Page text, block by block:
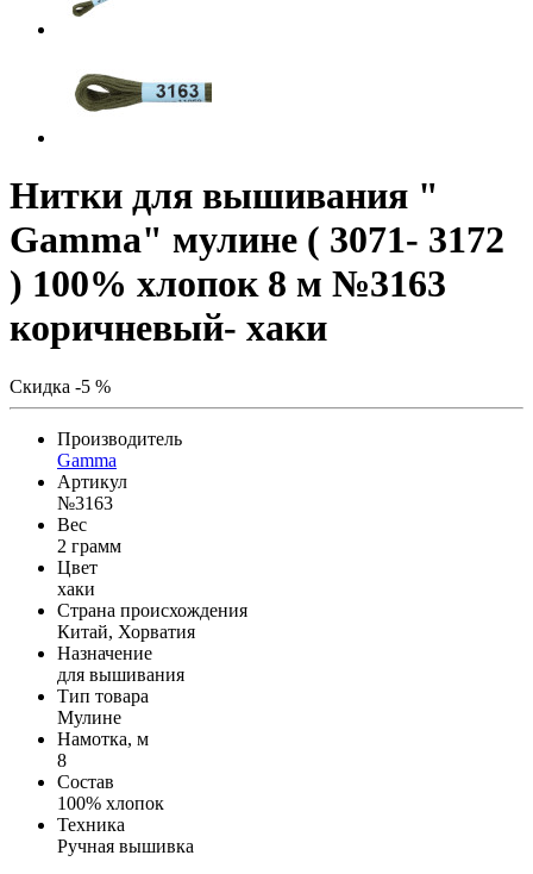
Нитки для вышивания "
Gamma" мулине ( 3071- 3172
) 100% хлопок 8 м №3163
коричневый- хаки
Скидка -5 %
Производитель
Gamma
Артикул
№3163
Вес
2 грамм
Цвет
хаки
Страна происхождения
Китай, Хорватия
Назначение
для вышивания
Тип товара
Мулине
Намотка, м
8
Состав
100% хлопок
Техника
Ручная вышивка